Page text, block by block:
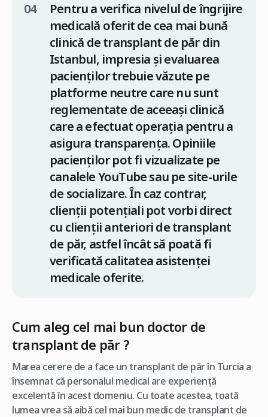
Pentru a verifica nivelul de îngrijire
medicală oferit de cea mai bună
clinică de transplant de păr din
Istanbul, impresia și evaluarea
pacienților trebuie văzute pe
platforme neutre care nu sunt
reglementate de aceeași clinică
care a efectuat operația pentru a
asigura transparența. Opiniile
pacienților pot fi vizualizate pe
canalele YouTube sau pe site-urile
de socializare. În caz contrar,
clienții potențiali pot vorbi direct
cu clienții anteriori de transplant
de păr, astfel încât să poată fi
verificată calitatea asistenței
medicale oferite.
Cum aleg cel mai bun doctor de
transplant de păr ?
Marea cerere de a face un transplant de păr în Turcia a
însemnat că personalul medical are experiență
excelentă în acest domeniu. Cu toate acestea, toată
lumea vrea să aibă cel mai bun medic de transplant de